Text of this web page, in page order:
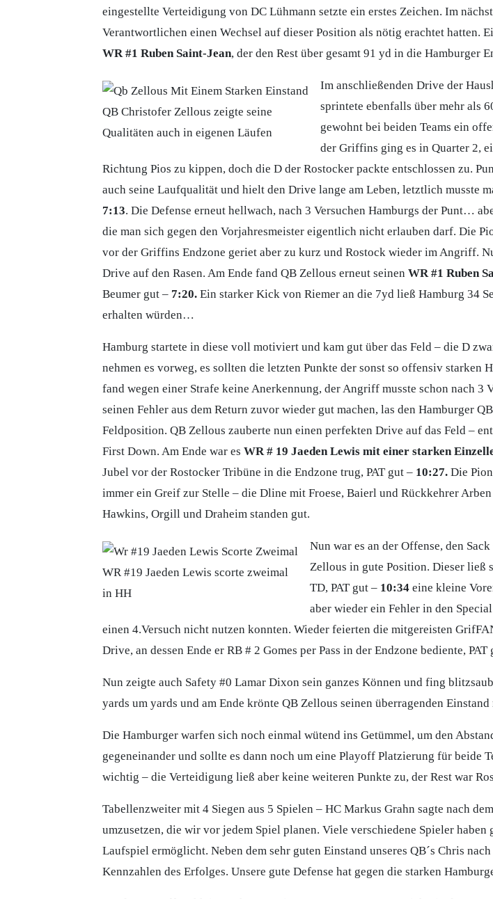
eingestellte Verteidigung von DC Lühmann setzte ein erstes Zeichen. Im
Verantwortlichen einen Wechsel auf dieser Position als nötig erachtet hatten.
WR #1 Ruben Saint-Jean, der den Rest über gesamt 91 yd in die Hamburger
QB Christofer Zellous zeigte seine
Qualitäten auch in eigenen Läufen
Im anschließenden Drive der
sprintete ebenfalls über mehr als
gewohnt bei beiden Teams ein
der Griffins ging es in Quarter 2,
Richtung Pios zu kippen, doch die D der Rostocker packte entschlossen zu.
auch seine Laufqualität und hielt den Drive lange am Leben, letztlich musste
7:13. Die Defense erneut hellwach, nach 3 Versuchen Hamburgs der Punt…
die man sich gegen den Vorjahresmeister eigentlich nicht erlauben darf. Die
vor der Griffins Endzone geriet aber zu kurz und Rostock wieder im Angriff.
Drive auf den Rasen. Am Ende fand QB Zellous erneut seinen WR #1 Ruben
Beumer gut – 7:20. Ein starker Kick von Riemer an die 7yd ließ Hamburg 34
erhalten würden…
Hamburg startete in diese voll motiviert und kam gut über das Feld – die D
nehmen es vorweg, es sollten die letzten Punkte der sonst so offensiv
fand wegen einer Strafe keine Anerkennung, der Angriff musste schon nach
seinen Fehler aus dem Return zuvor wieder gut machen, las den Hamburger
Feldposition. QB Zellous zauberte nun einen perfekten Drive auf das Feld –
First Down. Am Ende war es WR # 19 Jaeden Lewis mit einer starken
Jubel vor der Rostocker Tribüne in die Endzone trug, PAT gut – 10:27. Die
immer ein Greif zur Stelle – die Dline mit Froese, Baierl und Rückkehrer
Hawkins, Orgill und Draheim standen gut.
WR #19 Jaeden Lewis scorte zweimal
in HH
Nun war es an der Offense, den
Zellous in gute Position. Dieser ließ
TD, PAT gut – 10:34eine kleine
aber wieder ein Fehler in den
einen 4.Versuch nicht nutzen konnten. Wieder feierten die mitgereisten
Drive, an dessen Ende er RB # 2 Gomes per Pass in der Endzone bediente,
Nun zeigte auch Safety #0 Lamar Dixon sein ganzes Können und fing
yards um yards und am Ende krönte QB Zellous seinen überragenden
Die Hamburger warfen sich noch einmal wütend ins Getümmel, um den
gegeneinander und sollte es dann noch um eine Playoff Platzierung für beide
wichtig – die Verteidigung ließ aber keine weiteren Punkte zu, der Rest war
Tabellenzweiter mit 4 Siegen aus 5 Spielen – HC Markus Grahn sagte nach
umzusetzen, die wir vor jedem Spiel planen. Viele verschiedene Spieler
Laufspiel ermöglicht. Neben dem sehr guten Einstand unseres QB´s Chris
Kennzahlen des Erfolges. Unsere gute Defense hat gegen die starken